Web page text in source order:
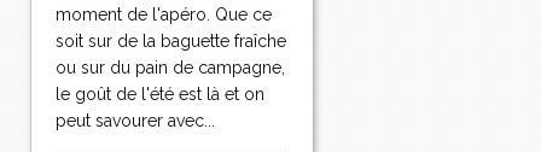
moment de l'apéro. Que ce
soit sur de la baguette fraîche
ou sur du pain de campagne,
le goût de l'été est là et on
peut savourer avec...